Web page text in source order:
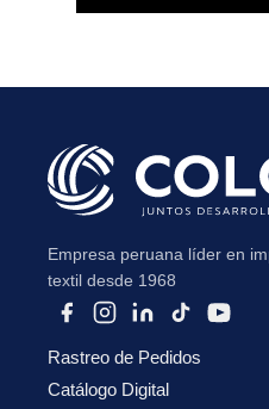
Empresa peruana líder en
textil desde 1968
Rastreo de Pedidos
Catálogo Digital